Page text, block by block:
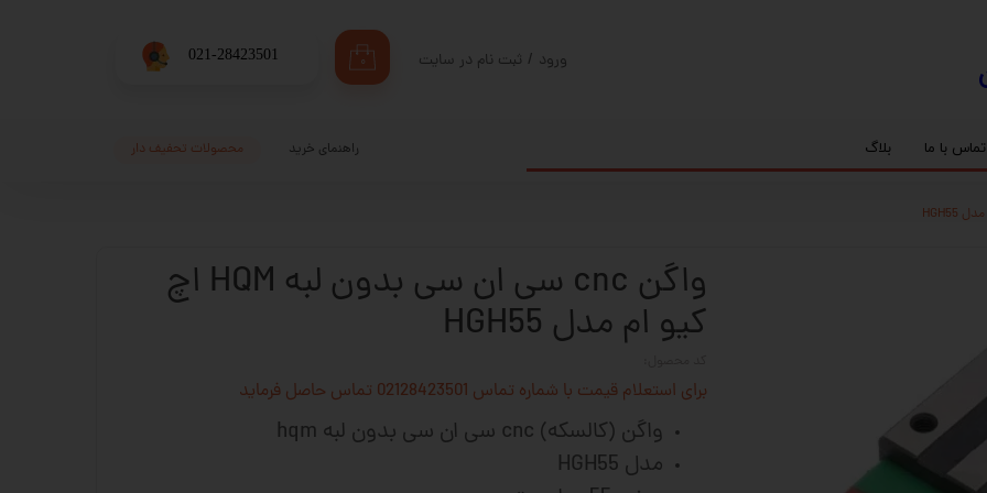
​021-28423501 ۰ ورود / ثبت نام در سایت
سفارشات
گیربکس حلزونی
تماس با ما بلاگ محصولات تحفیف دار راهنمای خرید
واگن cnc سی ان سی بدون لبه HQM اچ
کیو ام مدل HGH55
برای استعلام قیمت با شماره تماس 02128423501 تماس حاصل فرماید
واگن (کالسکه) cnc سی ان سی بدون لبه hqm
مدل HGH55